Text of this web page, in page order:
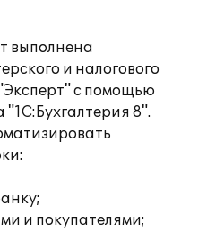
выполнена
и налогового
с помощью
8".
и покупателями;